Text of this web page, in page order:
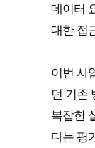
데이터
대한 접
이번 사
던 기존
복잡한
다는 평